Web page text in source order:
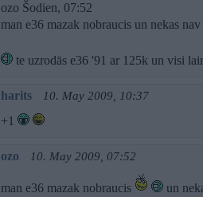
ozo Šodien, 07:52
man e36 mazak nobraucis un nekas
te uzrodās e36 '91 ar 125k un visi
harits 10. May 2009, 10:37
+1
ozo 10. May 2009, 07:52
man e36 mazak nobraucis un